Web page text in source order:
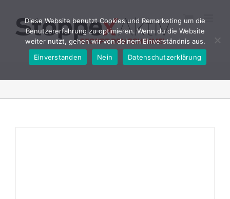
springen
Diese Website benutzt Cookies und Remarketing um die
Benutzererfahrung zu optimieren. Wenn du die Website
weiter nutzt, gehen wir von deinem Einverständnis aus.
Einverstanden
Nein Datenschutzerklärung